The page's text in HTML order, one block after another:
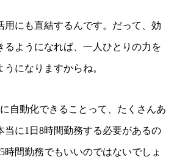
用にも直結するんです。だって、効
るようになれば、一人ひとりの力を
うになりますからね。
自動化できることって、たくさんあ
当に1日8時間勤務する必要があるの
時間勤務でもいいのではないでしょ